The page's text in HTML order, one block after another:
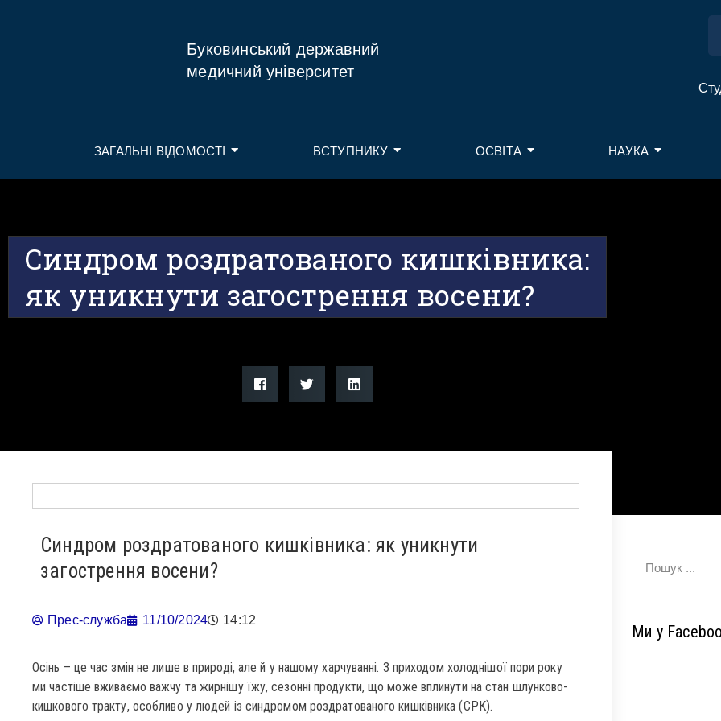
Буковинський державний
медичний університет
ЗАГАЛЬНІ ВІДОМОСТІ ВСТУПНИКУ ОСВІТА НАУКА
Синдром роздратованого кишківника:
як уникнути загострення восени?
Синдром роздратованого кишківника: як уникнути
загострення восени?
Прес-служба 11/10/2024 14:12
Осінь – це час змін не лише в природі, але й у нашому харчуванні. З приходом холоднішої пори року
ми частіше вживаємо важчу та жирнішу їжу, сезонні продукти, що може вплинути на стан шлунково-
кишкового тракту, особливо у людей із синдромом роздратованого кишківника (СРК).
Ми у